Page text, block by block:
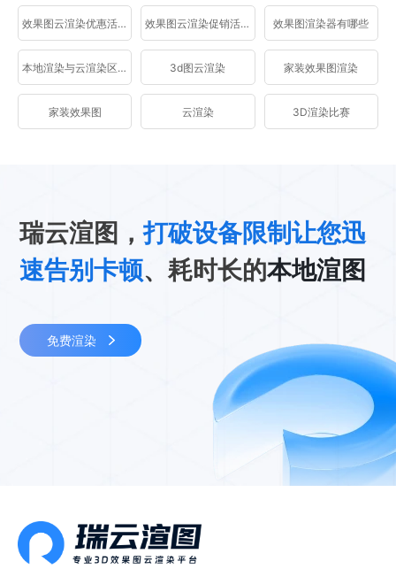
效果图云渲染优惠活动 效果图云渲染促销活动 效果图渲染器有哪些
本地渲染与云渲染区别 3d图云渲染 家装效果图渲染
家装效果图 云渲染 3D渲染比赛
瑞云渲图，打破设备限制让您迅
速告别卡顿、耗时长的本地渲图
免费渲染